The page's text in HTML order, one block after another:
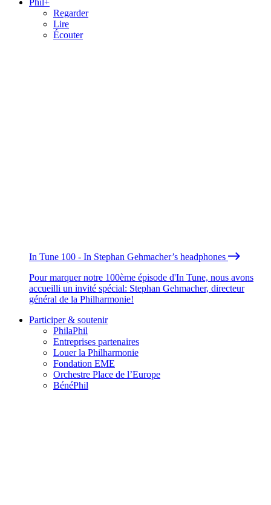
Regarder
Lire
Écouter
In Tune 100 - In Stephan Gehmacher’s headphones
Pour marquer notre 100ème épisode d'In Tune, nous avons
accueilli un invité spécial: Stephan Gehmacher, directeur
général de la Philharmonie!
Participer & soutenir
PhilaPhil
Entreprises partenaires
Louer la Philharmonie
Fondation EME
Orchestre Place de l’Europe
BénéPhil